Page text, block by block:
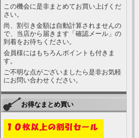
この機会に是非まとめてお買い上げくだ
さい。
尚、割引き金額は自動計算されませんの
で、当店から届きます「確認メール」の
到着をお待ちください。
会員様にはもちろんポイントも付きま
す。
ご不明な点がございましたら是非お気軽
にお問い合わせください。
お得なまとめ買い